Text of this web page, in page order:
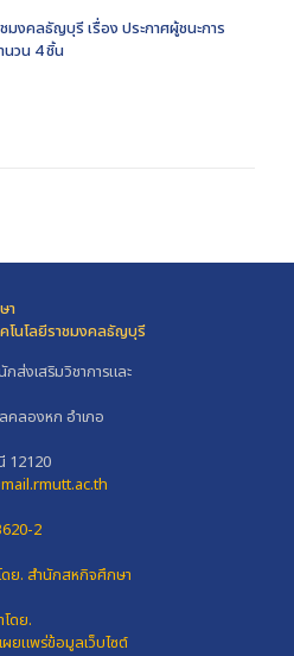
มงคลธัญบุรี เรื่อง ประกาศผู้ชนะการ
วน 4 ชิ้น
า
โนโลยีราชมงคลธัญบุรี
ส่งเสริมวิชาการและ
คลองหก อำเภอ
12120
2
ย. สำนักสหกิจศึกษา
ดย.
ยแพร่ข้อมูลเว็บไซต์